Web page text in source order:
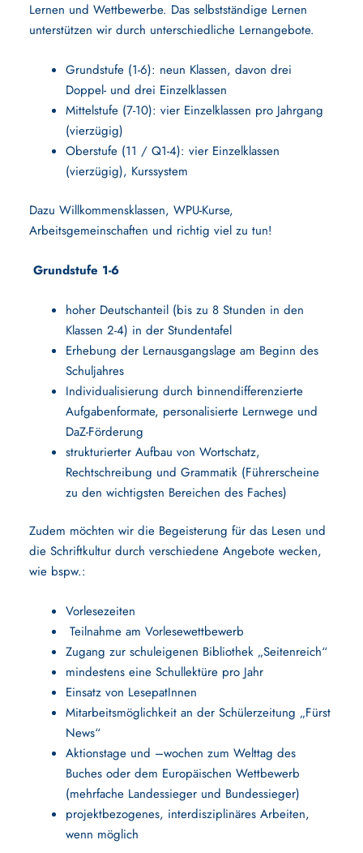
Lernen und Wettbewerbe. Das selbstständige Lernen
unterstützen wir durch unterschiedliche Lernangebote.
Grundstufe (1-6): neun Klassen, davon drei
Doppel- und drei Einzelklassen
Mittelstufe (7-10): vier Einzelklassen pro Jahrgang
(vierzügig)
Oberstufe (11 / Q1-4): vier Einzelklassen
(vierzügig), Kurssystem
Dazu Willkommensklassen, WPU-Kurse,
Arbeitsgemeinschaften und richtig viel zu tun!
Grundstufe 1-6
hoher Deutschanteil (bis zu 8 Stunden in den
Klassen 2-4) in der Stundentafel
Erhebung der Lernausgangslage am Beginn des
Schuljahres
Individualisierung durch binnendifferenzierte
Aufgabenformate, personalisierte Lernwege und
DaZ-Förderung
strukturierter Aufbau von Wortschatz,
Rechtschreibung und Grammatik (Führerscheine
zu den wichtigsten Bereichen des Faches)
Zudem möchten wir die Begeisterung für das Lesen und
die Schriftkultur durch verschiedene Angebote wecken,
wie bspw.:
Vorlesezeiten
Teilnahme am Vorlesewettbewerb
Zugang zur schuleigenen Bibliothek „Seitenreich“
mindestens eine Schullektüre pro Jahr
Einsatz von LesepatInnen
Mitarbeitsmöglichkeit an der Schülerzeitung „Fürst
News“
Aktionstage und –wochen zum Welttag des
Buches oder dem Europäischen Wettbewerb
(mehrfache Landessieger und Bundessieger)
projektbezogenes, interdisziplinäres Arbeiten,
wenn möglich